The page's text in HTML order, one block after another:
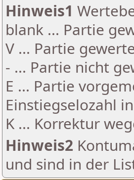
Hinweis1
blank ... Partie
V ... Partie
- ... Partie nicht
E ... Partie
Einstiegselozahl
K ... Korrektur
Hinweis2
und sind in der